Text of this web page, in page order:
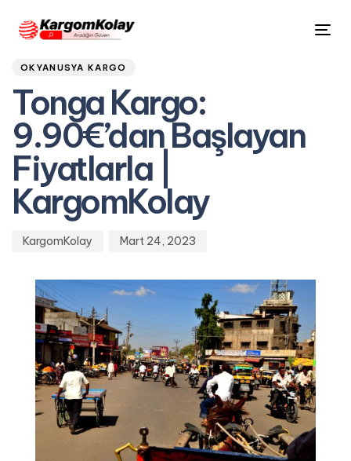
PUBLISHED
IN:
OKYANUSYA KARGO
Tonga Kargo:
9.90€’dan Başlayan
Fiyatlarla |
KargomKolay
Author
KargomKolay
Published
on:
Mart 24, 2023